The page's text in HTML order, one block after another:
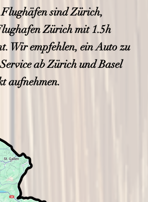
sind Zürich,
Zürich mit 1.5h
Wir empfehlen, ein Auto zu
ab Zürich und Basel
aufnehmen.